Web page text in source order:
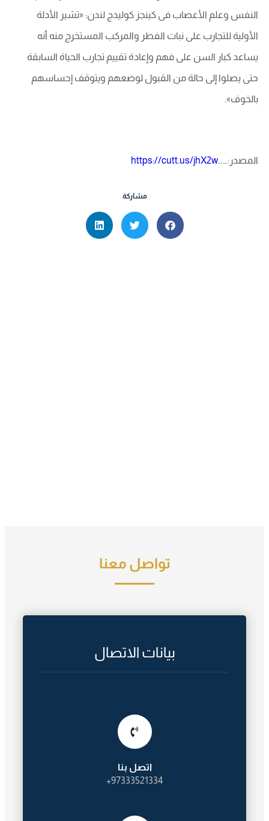
النفس وعلم الأعصاب فى كينجز كوليدج لندن: «تشير الأدلة
الأولية للتجارب على نبات الفطر والمركب المستخرج منه أنه
يساعد كبار السن على فهم وإعادة تقييم تجارب الحياة السابقة
حتى يصلوا إلى حالة من القبول لوضعهم ويتوقف إحساسهم
بالخوف».
المصدر:……https://cutt.us/jhX2w
مشاركة
بيانات الاتصال
اتصل بنا
97333521334+
تواصل معنا